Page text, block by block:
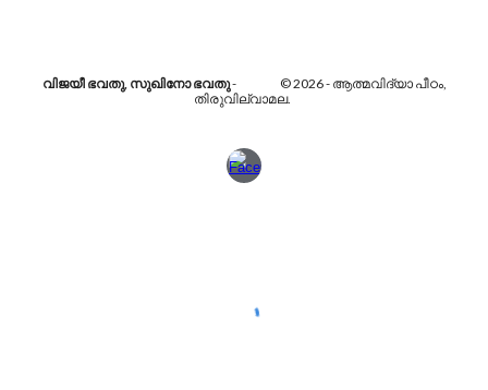
വിജയീ ഭവതു, സുഖിനോ ഭവതു- © 2026 - ആത്മവിദ്യാ പീഠം,
തിരുവില്വാമല.